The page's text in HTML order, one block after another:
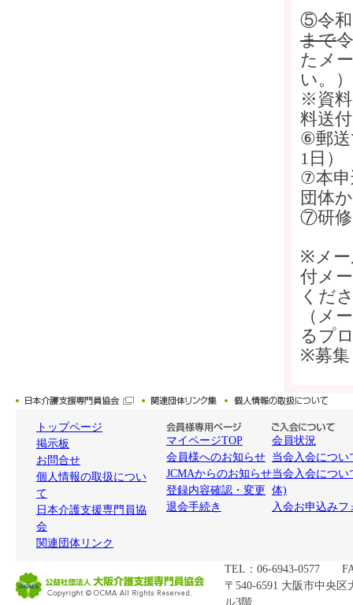
⑤令和
まで
たメ
い。）
※資料
料送
⑥郵送
1日）
⑦本申
団体
⑦研修
※メー
付メ
くだ
（メ
るプ
※募集
トップページ
掲示板
お問合せ
個人情報の取扱につい
て
日本介護支援専門員協
会
関連団体リンク
マイページTOP
会員様へのお知らせ
JCMAからのお知らせ
登録内容確認・変更
退会手続き
会員状況
当会入会につい
当会入会につい
体)
入会お申込みフ
TEL：06-6943-0577
〒540-6591 大阪市中央
ル3階